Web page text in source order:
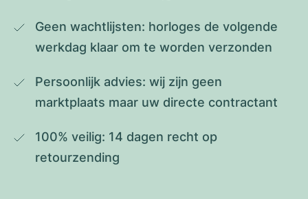
Geen wachtlijsten: horloges de volgende
werkdag klaar om te worden verzonden
Persoonlijk advies: wij zijn geen
marktplaats maar uw directe contractant
100% veilig: 14 dagen recht op
retourzending